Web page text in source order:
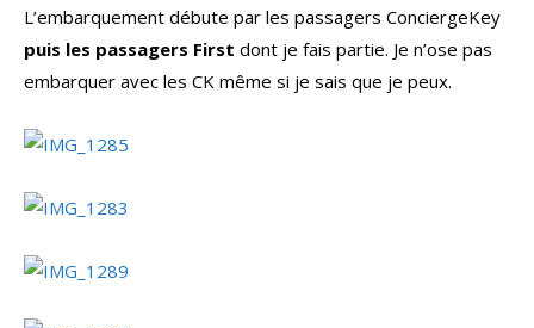
L’embarquement débute par les passagers ConciergeKey
puis les passagers First dont je fais partie. Je n’ose pas
embarquer avec les CK même si je sais que je peux.